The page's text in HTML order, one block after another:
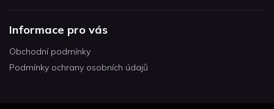
Informace pro vás
Obchodní podmínky
Podmínky ochrany osobních údajů